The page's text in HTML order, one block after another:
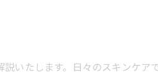
いたします。日々のスキンケア